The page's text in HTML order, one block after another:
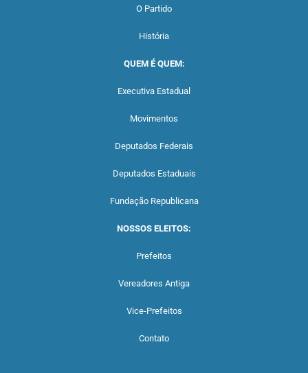
O Partido
História
QUEM É QUEM:
Executiva Estadual
Movimentos
Deputados Federais
Deputados Estaduais
Fundação Republicana
NOSSOS ELEITOS:
Prefeitos
Vereadores Antiga
Vice-Prefeitos
Contato